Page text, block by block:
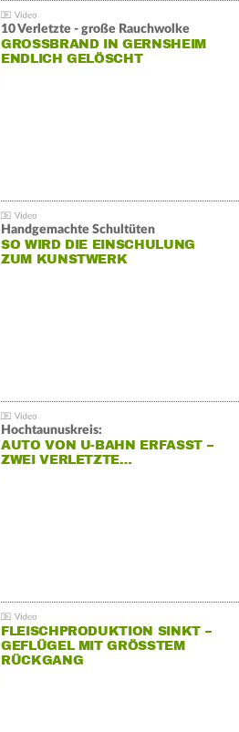
10 Verletzte - große Rauchwolke
GROSSBRAND IN GERNSHEIM E
NDLICH GELÖSCHT
Handgemachte Schultüten
SO WIRD DIE EINSCHULUNG
ZUM KUNSTWERK
Hochtaunuskreis:
AUTO VON U-BAHN ERFASST –
ZWEI VERLETZTE…
FLEISCHPRODUKTION SINKT –
GEFLÜGEL MIT GRÖSSTEM R
ÜCKGANG